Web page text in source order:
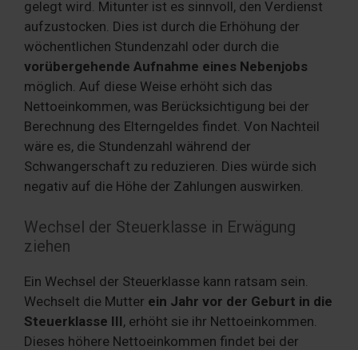
gelegt wird. Mitunter ist es sinnvoll, den Verdienst
aufzustocken. Dies ist durch die Erhöhung der
wöchentlichen Stundenzahl oder durch die
vorübergehende Aufnahme eines Nebenjobs
möglich. Auf diese Weise erhöht sich das
Nettoeinkommen, was Berücksichtigung bei der
Berechnung des Elterngeldes findet. Von Nachteil
wäre es, die Stundenzahl während der
Schwangerschaft zu reduzieren. Dies würde sich
negativ auf die Höhe der Zahlungen auswirken.
Wechsel der Steuerklasse in Erwägung
ziehen
Ein Wechsel der Steuerklasse kann ratsam sein.
Wechselt die Mutter ein Jahr vor der Geburt in die
Steuerklasse III, erhöht sie ihr Nettoeinkommen.
Dieses höhere Nettoeinkommen findet bei der